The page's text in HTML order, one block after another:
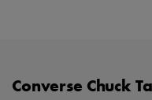
Converse Chuck